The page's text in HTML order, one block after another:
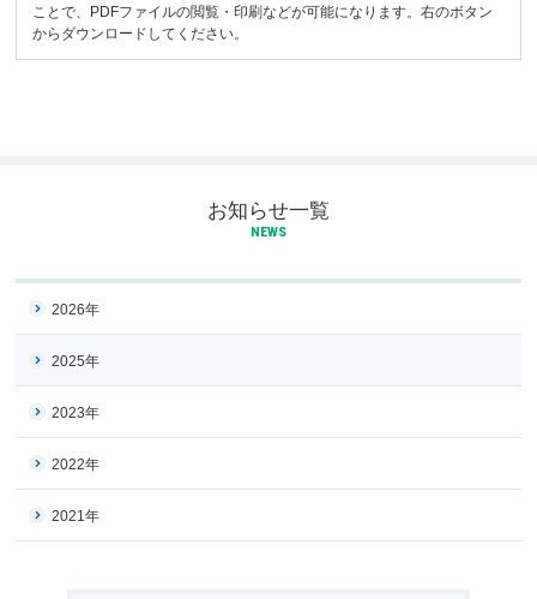
ことで、PDFファイルの閲覧・印刷などが可能になります。右のボタン
からダウンロードしてください。
お知らせ一覧
NEWS
2026年
2025年
2023年
2022年
2021年